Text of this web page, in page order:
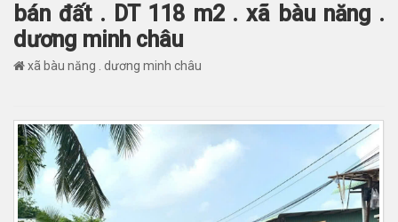
bán đất . DT 118 m2 . xã bàu năng .
dương minh châu
xã bàu năng . dương minh châu